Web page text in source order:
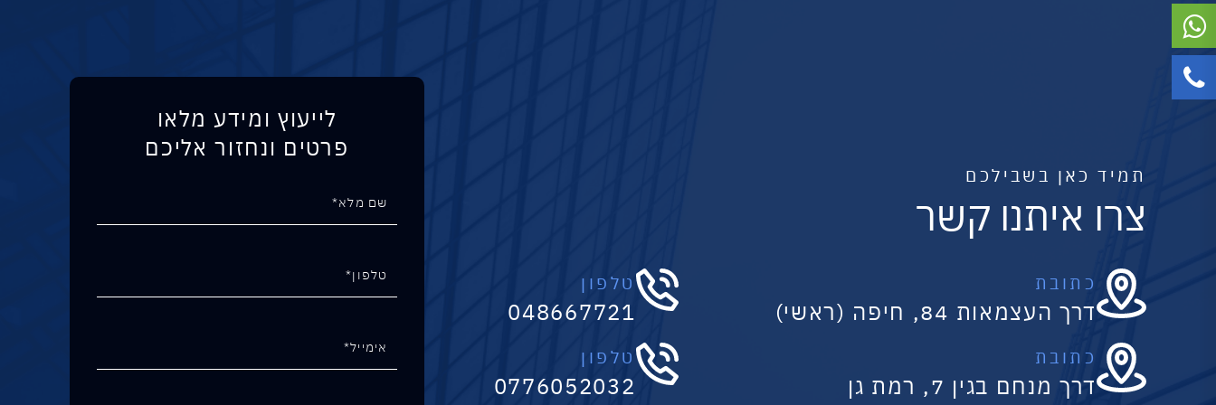
תמיד כאן בשבילכם
צרו איתנו קשר
כתובת
דרך העצמאות 84, חיפה (ראשי)
טלפון
048667721
כתובת
דרך מנחם בגין 7, רמת גן
טלפון
0776052032
לייעוץ ומידע מלאו
פרטים ונחזור אליכם